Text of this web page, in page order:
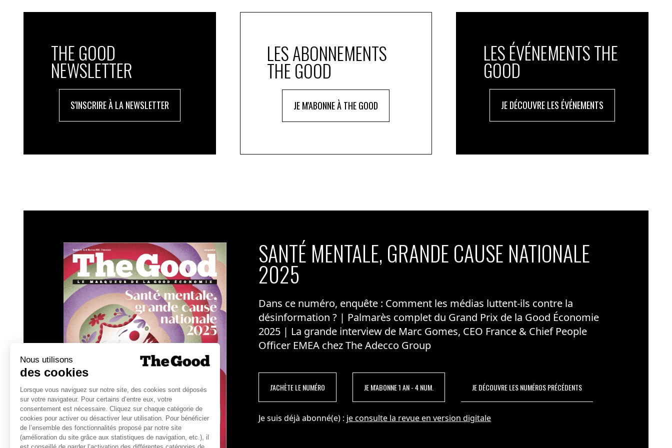
8) Personnaliser les accompagnements et s’adapter aux besoins et envies des personnes
11 recommandations d’Emmaüs Connect et La Croix-Rouge française contre
l’exclusion numérique des personnes en situation de handicap
THE GOOD
NEWSLETTER
S'INSCRIRE À LA NEWSLETTER
LES ABONNEMENTS
THE GOOD
JE M'ABONNE À THE GOOD
LES ÉVÉNEMENTS THE
GOOD
JE DÉCOUVRE LES ÉVÉNEMENTS
SANTÉ MENTALE, GRANDE CAUSE NATIONALE
2025
Dans ce numéro, enquête : Comment les médias luttent-ils contre la
désinformation ? | Palmarès complet du Grand Prix de la Good Économie
2025 | La grande interview de Marc Gomes, CEO France & Chief People
Officer EMEA chez The Adecco Group
J'ACHÈTE LE NUMÉRO JE M'ABONNE 1 AN - 4 NUM. JE DÉCOUVRE LES NUMÉROS PRÉCÉDENTS
Je suis déjà abonné(e) : je consulte la revue en version digitale